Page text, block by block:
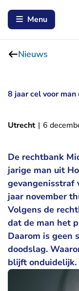
Menu
Nieuws
8 jaar cel voor
Utrecht | 6
De rechtbank
jarige man uit
gevangenisstraf
jaar november
Volgens de
dat de man het
Daarom is geen
doodslag.
blijft onduidelijk.